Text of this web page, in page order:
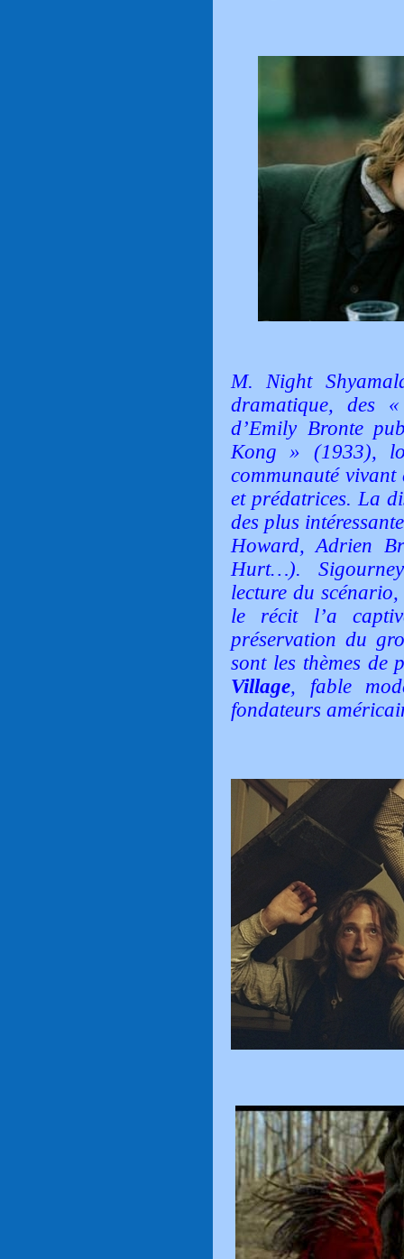
M. Night
dramatique, des
d’Emily Bronte
Kong » (1933),
communauté
et prédatrices. La
des plus
Howard, Adrien
Hurt…).
lecture du
le récit l’a
préservation du
sont les thèmes
Village, fable
fondateurs